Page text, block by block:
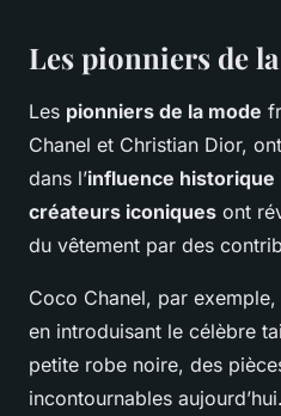
Les pionniers de
Les pionniers de la mode
Chanel et Christian Dior,
dans l’influence historique
créateurs iconiques ont
du vêtement par des
Coco Chanel, par
en introduisant le célèbre
petite robe noire, des
incontournables